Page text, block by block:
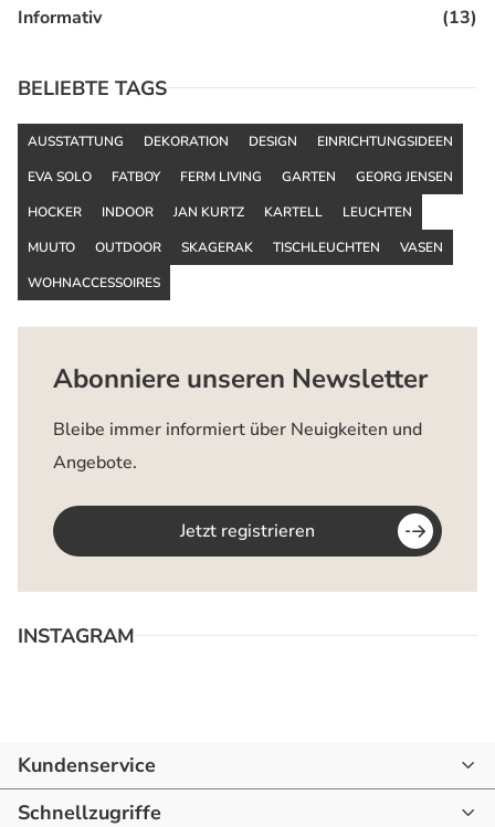
Informativ (13)
BELIEBTE TAGS
AUSSTATTUNG DEKORATION DESIGN
EINRICHTUNGSIDEEN
EVA SOLO
FATBOY FERM LIVING GARTEN
GEORG JENSEN
HOCKER
INDOOR JAN KURTZ KARTELL
LEUCHTEN
MUUTO
OUTDOOR SKAGERAK TISCHLEUCHTEN
VASEN
WOHNACCESSOIRES
Abonniere unseren Newsletter
Bleibe immer informiert über Neuigkeiten und
Angebote.
Jetzt registrieren
INSTAGRAM
Kundenservice
07144 - 866190
Schnellzugriffe